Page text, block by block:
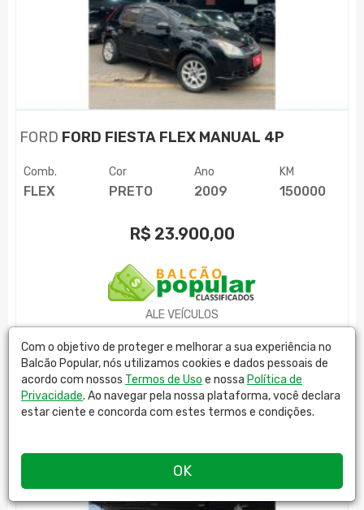
FORD FORD FIESTA FLEX MANUAL 4P
Comb.
FLEX
Cor
PRETO
Ano
2009
KM
150000
R$ 23.900,00
ALE VEÍCULOS
MAIS DETALHES
Com o objetivo de proteger e melhorar a sua experiência no
Balcão Popular, nós utilizamos cookies e dados pessoais de
acordo com nossos Termos de Uso e nossa Política de
Privacidade. Ao navegar pela nossa plataforma, você declara
estar ciente e concorda com estes termos e condições.
OK